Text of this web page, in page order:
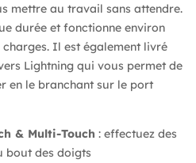
mettre au travail sans attendre.
durée et fonctionne environ
Il est également livré
Lightning qui vous permet de
en le branchant sur le port
& Multi-Touch : effectuez des
bout des doigts